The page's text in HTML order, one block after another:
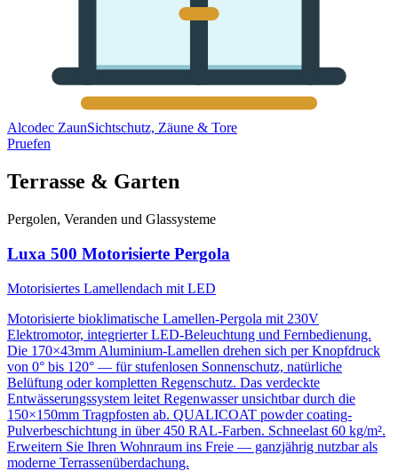
Alcodec ZaunSichtschutz, Zäune & Tore
Pruefen
Terrasse & Garten
Pergolen, Veranden und Glassysteme
Luxa 500 Motorisierte Pergola
Motorisiertes Lamellendach mit LED
Motorisierte bioklimatische Lamellen-Pergola mit 230V
Elektromotor, integrierter LED-Beleuchtung und Fernbedienung.
Die 170×43mm Aluminium-Lamellen drehen sich per Knopfdruck
von 0° bis 120° — für stufenlosen Sonnenschutz, natürliche
Belüftung oder kompletten Regenschutz. Das verdeckte
Entwässerungssystem leitet Regenwasser unsichtbar durch die
150×150mm Tragpfosten ab. QUALICOAT powder coating-
Pulverbeschichtung in über 450 RAL-Farben. Schneelast 60 kg/m².
Erweitern Sie Ihren Wohnraum ins Freie — ganzjährig nutzbar als
moderne Terrassenüberdachung.